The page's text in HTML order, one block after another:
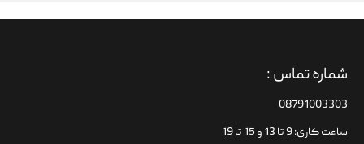
شماره تماس :
08791003303
ساعت کاری: 9 تا 13 و 15 تا 19